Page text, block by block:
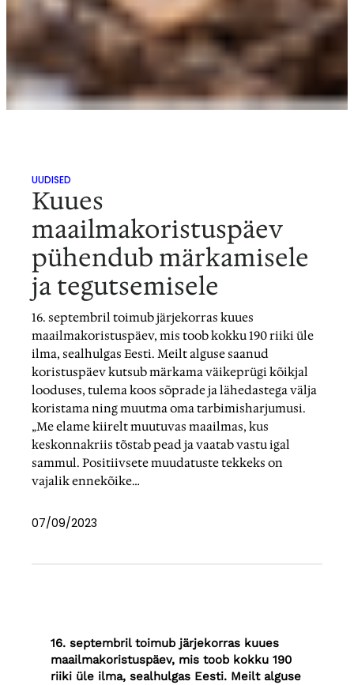
UUDISED
Kuues
maailmakoristuspäev
pühendub märkamisele
ja tegutsemisele
16. septembril toimub järjekorras kuues
maailmakoristuspäev, mis toob kokku 190 riiki üle
ilma, sealhulgas Eesti. Meilt alguse saanud
koristuspäev kutsub märkama väikeprügi kõikjal
looduses, tulema koos sõprade ja lähedastega välja
koristama ning muutma oma tarbimisharjumusi.
„Me elame kiirelt muutuvas maailmas, kus
keskonnakriis tõstab pead ja vaatab vastu igal
sammul. Positiivsete muudatuste tekkeks on
vajalik ennekõike…
07/09/2023
16. septembril toimub järjekorras kuues
maailmakoristuspäev, mis toob kokku 190
riiki üle ilma, sealhulgas Eesti. Meilt alguse